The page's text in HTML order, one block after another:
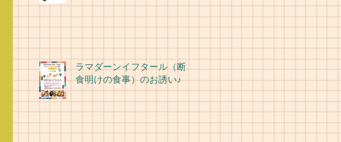
ラマダーンイフタール（断
食明けの食事）のお誘い♪